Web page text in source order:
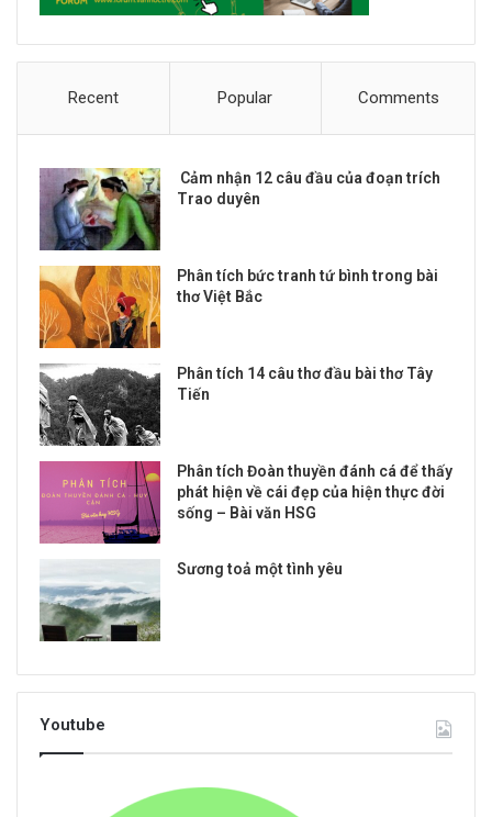
Recent Popular Comments
Cảm nhận 12 câu đầu của đoạn trích
Trao duyên
Phân tích bức tranh tứ bình trong bài
thơ Việt Bắc
Phân tích 14 câu thơ đầu bài thơ Tây
Tiến
Phân tích Đoàn thuyền đánh cá để thấy
phát hiện về cái đẹp của hiện thực đời
sống – Bài văn HSG
Sương toả một tình yêu
Youtube